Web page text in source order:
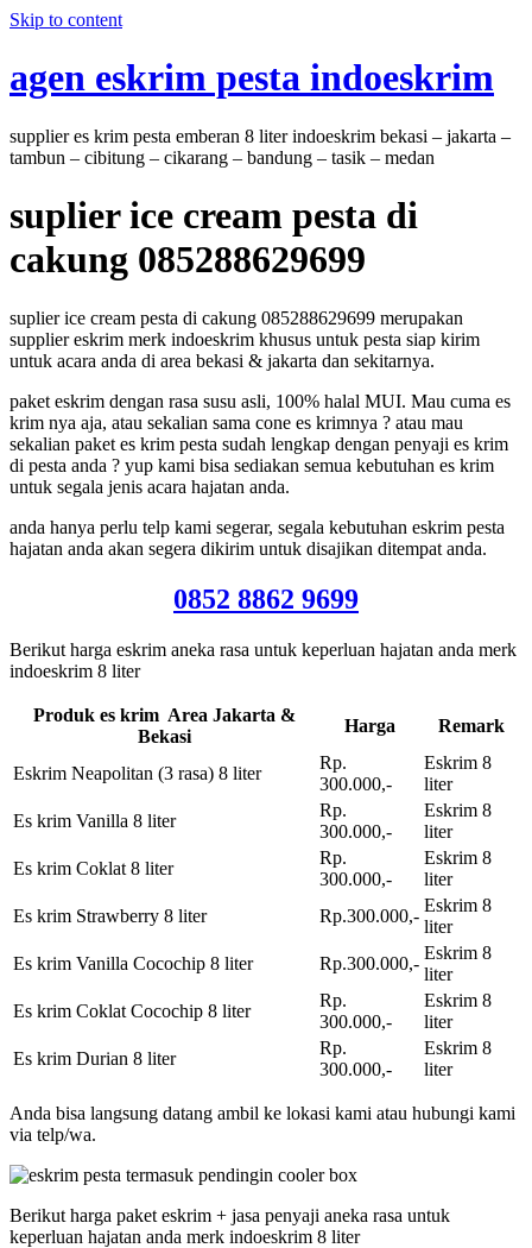
Skip to content
agen eskrim pesta indoeskrim
supplier es krim pesta emberan 8 liter indoeskrim bekasi – jakarta –
tambun – cibitung – cikarang – bandung – tasik – medan
suplier ice cream pesta di
cakung 085288629699
suplier ice cream pesta di cakung 085288629699 merupakan
supplier eskrim merk indoeskrim khusus untuk pesta siap kirim
untuk acara anda di area bekasi & jakarta dan sekitarnya.
paket eskrim dengan rasa susu asli, 100% halal MUI. Mau cuma es
krim nya aja, atau sekalian sama cone es krimnya ? atau mau
sekalian paket es krim pesta sudah lengkap dengan penyaji es krim
di pesta anda ? yup kami bisa sediakan semua kebutuhan es krim
untuk segala jenis acara hajatan anda.
anda hanya perlu telp kami segerar, segala kebutuhan eskrim pesta
hajatan anda akan segera dikirim untuk disajikan ditempat anda.
0852 8862 9699
Berikut harga eskrim aneka rasa untuk keperluan hajatan anda merk
indoeskrim 8 liter
Produk es krim Area Jakarta &
Bekasi
Harga Remark
Eskrim Neapolitan (3 rasa) 8 liter
Rp.
300.000,-
Eskrim 8
liter
Es krim Vanilla 8 liter
Rp.
300.000,-
Eskrim 8
liter
Es krim Coklat 8 liter
Rp.
300.000,-
Eskrim 8
liter
Es krim Strawberry 8 liter
Rp.300.000,-
Eskrim 8
liter
Es krim Vanilla Cocochip 8 liter
Rp.300.000,-
Eskrim 8
liter
Es krim Coklat Cocochip 8 liter
Rp.
300.000,-
Eskrim 8
liter
Es krim Durian 8 liter
Rp.
300.000,-
Eskrim 8
liter
Anda bisa langsung datang ambil ke lokasi kami atau hubungi kami
via telp/wa.
Berikut harga paket eskrim + jasa penyaji aneka rasa untuk
keperluan hajatan anda merk indoeskrim 8 liter